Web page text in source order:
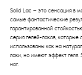
Solid Lac – это сенсация в
самые фантастические
гарантированной
серия гелей-лаков, которые
использованы как на
лаки, но имеют эффект геля.
ног.